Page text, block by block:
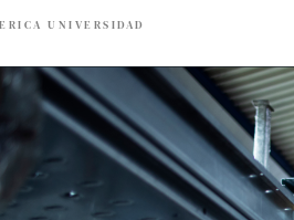
UNIVERSIDAD